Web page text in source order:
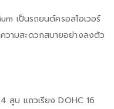
เป็นรถยนต์ครอสโอเวอร์
วามสะดวกสบายอย่างลงตัว
สูบ แถวเรียง DOHC 16